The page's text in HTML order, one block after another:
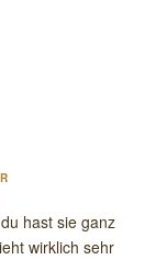
hast sie ganz
wirklich sehr